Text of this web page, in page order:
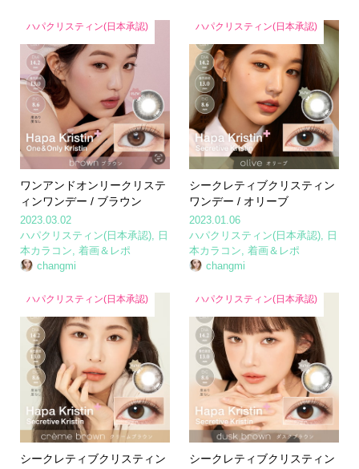
ハパクリスティン(日本承認)
ワンアンドオンリークリステ
ィンワンデー / ブラウン
2023.03.02
ハパクリスティン(日本承認), 日
本カラコン, 着画＆レポ
changmi
ハパクリスティン(日本承認)
シークレティブクリスティン
ワンデー / オリーブ
2023.01.06
ハパクリスティン(日本承認), 日
本カラコン,着画＆レポ
changmi
ハパクリスティン(日本承認)
シークレティブクリスティン
ハパクリスティン(日本承認)
シークレティブクリスティン